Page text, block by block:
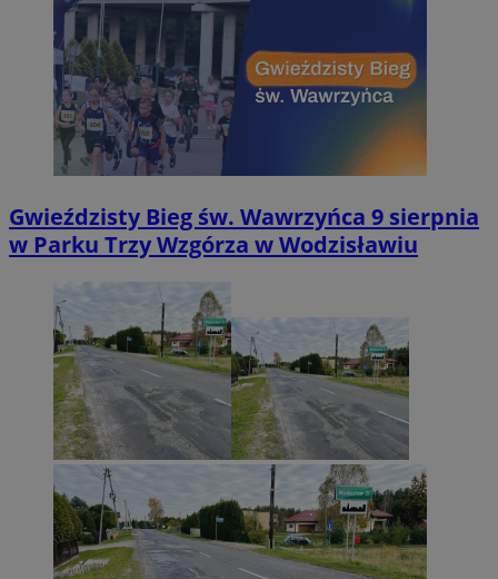
Gwieździsty Bieg św. Wawrzyńca 9 sierpnia
w Parku Trzy Wzgórza w Wodzisławiu